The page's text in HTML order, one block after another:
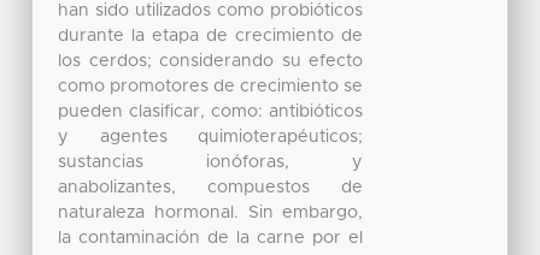
han sido utilizados como probióticos
durante la etapa de crecimiento de
los cerdos; considerando su efecto
como promotores de crecimiento se
pueden clasificar, como: antibióticos
y agentes quimioterapéuticos;
sustancias ionóforas, y
anabolizantes, compuestos de
naturaleza hormonal. Sin embargo,
la contaminación de la carne por el